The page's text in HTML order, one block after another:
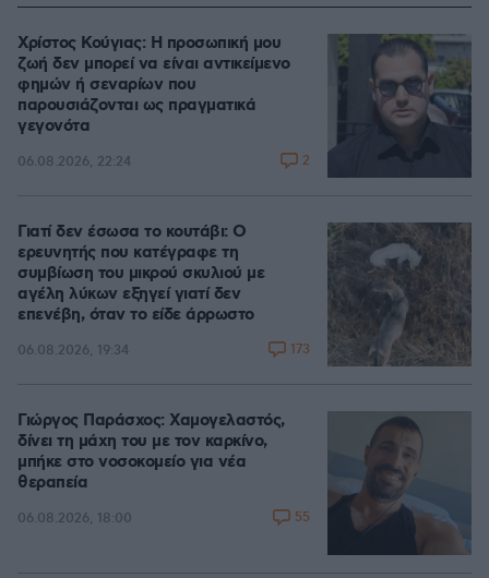
Χρίστος Κούγιας: Η προσωπική μου
ζωή δεν μπορεί να είναι αντικείμενο
φημών ή σεναρίων που
παρουσιάζονται ως πραγματικά
γεγονότα
06.08.2026, 22:24 2
Γιατί δεν έσωσα το κουτάβι: Ο
ερευνητής που κατέγραφε τη
συμβίωση του μικρού σκυλιού με
αγέλη λύκων εξηγεί γιατί δεν
επενέβη, όταν το είδε άρρωστο
06.08.2026, 19:34 173
Γιώργος Παράσχος: Χαμογελαστός,
δίνει τη μάχη του με τον καρκίνο,
μπήκε στο νοσοκομείο για νέα
θεραπεία
06.08.2026, 18:00 55